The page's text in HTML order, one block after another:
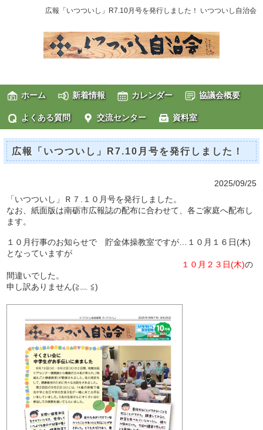
広報「いつついし」R7.10月号を発行しました！ いつついし自治会
ホーム 新着情報 カレンダー 協議会概要
よくある質問 交流センター 資料室
広報「いつついし」R7.10月号を発行しました！
2025/09/25
「いつついし」Ｒ７.１０月号を発行しました。
なお、紙面版は南砺市広報誌の配布に合わせて、各ご家庭へ配布し
ます。
１０月行事のお知らせで 貯金体操教室ですが…１０月１６日(木)
となっていますが
１０月２３日(木)の
間違いでした。
申し訳ありません(≧﹏ ≦)